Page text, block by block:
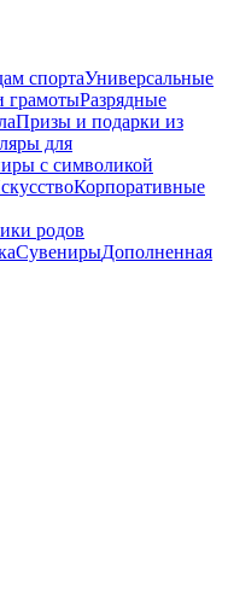
спортаУниверсальные
грамотыРазрядные
Призы и подарки из
для
с символикой
Корпоративные
родов
СувенирыДополненная